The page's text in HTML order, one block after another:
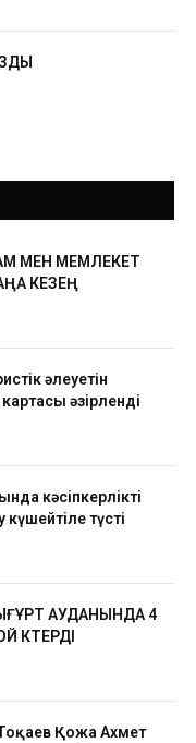
МЕН МЕМЛЕКЕТ
КЕЗЕҢ
әлеуетін
әзірленді
кәсіпкерлікті
түсті
АУДАНЫНДА 4
КӨТЕРДІ
Қожа Ахмет